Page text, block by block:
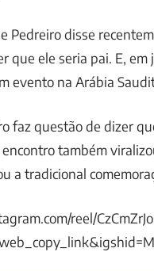
Pedreiro disse
que ele seria pai. E, em
evento na Arábia
faz questão de dizer
também
a tradicional
reel/